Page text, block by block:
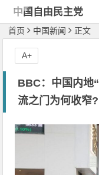
中国自由民主党
首页 中国新闻 正文
BBC：中国内地
流之门为何收窄?
A+